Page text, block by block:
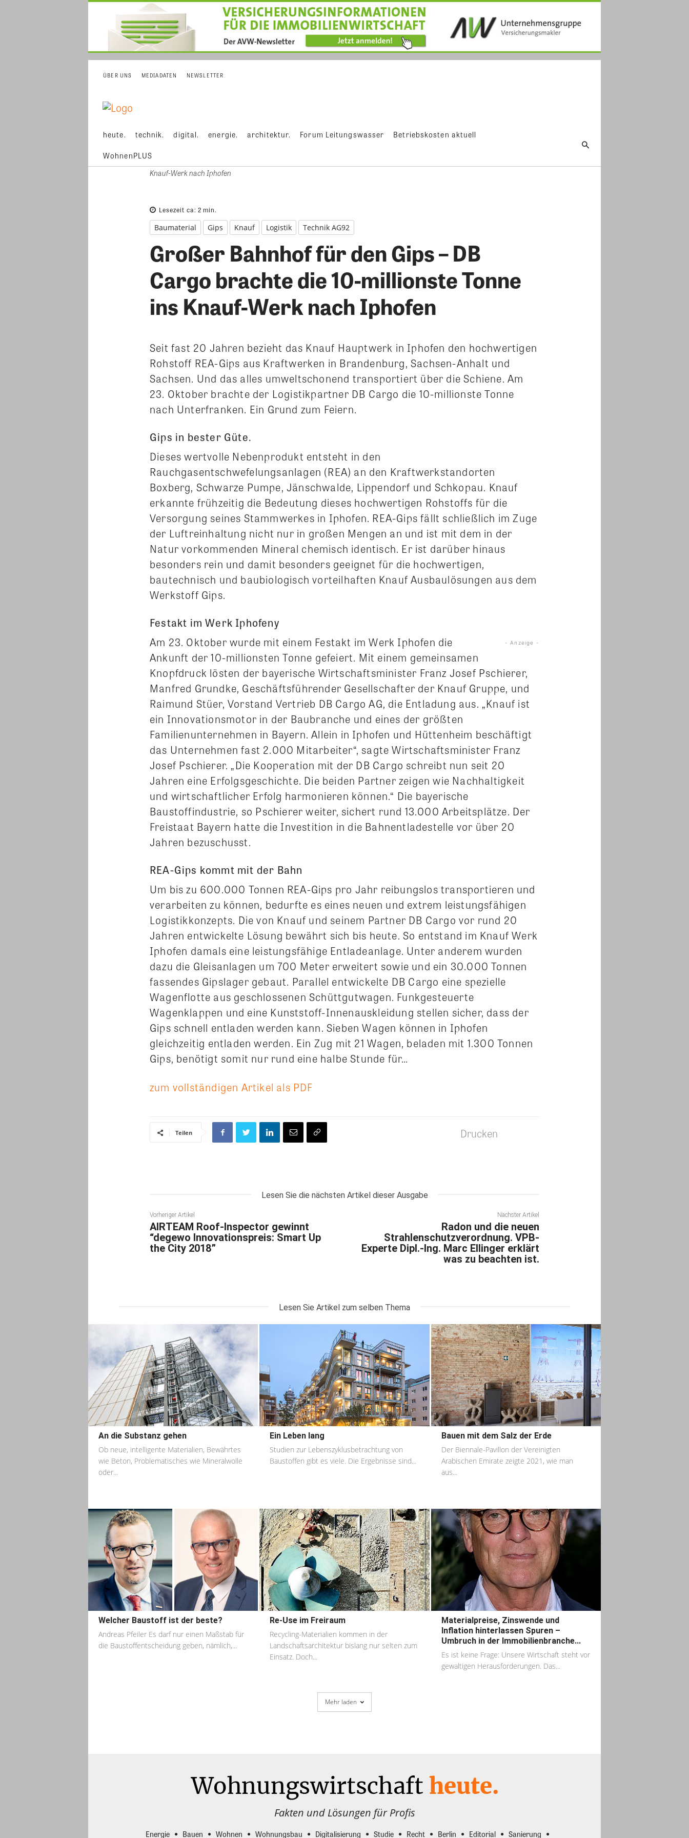
ÜBER UNS MEDIADATEN NEWSLETTER
heute. technik. digital. energie. architektur. Forum Leitungswasser Betriebskosten aktuell
WohnenPLUS
Knauf-Werk nach Iphofen
Lesezeit ca: 2 min.
Baumaterial Gips Knauf Logistik Technik AG92
Großer Bahnhof für den Gips – DB
Cargo brachte die 10-millionste Tonne
ins Knauf-Werk nach Iphofen
Seit fast 20 Jahren bezieht das Knauf Hauptwerk in Iphofen den hochwertigen
Rohstoff REA-Gips aus Kraftwerken in Brandenburg, Sachsen-Anhalt und
Sachsen. Und das alles umweltschonend transportiert über die Schiene. Am
23. Oktober brachte der Logistikpartner DB Cargo die 10-millionste Tonne
nach Unterfranken. Ein Grund zum Feiern.
Gips in bester Güte.
Dieses wertvolle Nebenprodukt entsteht in den
Rauchgasentschwefelungsanlagen (REA) an den Kraftwerkstandorten
Boxberg, Schwarze Pumpe, Jänschwalde, Lippendorf und Schkopau. Knauf
erkannte frühzeitig die Bedeutung dieses hochwertigen Rohstoffs für die
Versorgung seines Stammwerkes in Iphofen. REA-Gips fällt schließlich im Zuge
der Luftreinhaltung nicht nur in großen Mengen an und ist mit dem in der
Natur vorkommenden Mineral chemisch identisch. Er ist darüber hinaus
besonders rein und damit besonders geeignet für die hochwertigen,
bautechnisch und baubiologisch vorteilhaften Knauf Ausbaulösungen aus dem
Werkstoff Gips.
Festakt im Werk Iphofeny
- Anzeige -
Am 23. Oktober wurde mit einem Festakt im Werk Iphofen die
Ankunft der 10-millionsten Tonne gefeiert. Mit einem gemeinsamen
Knopfdruck lösten der bayerische Wirtschaftsminister Franz Josef Pschierer,
Manfred Grundke, Geschäftsführender Gesellschafter der Knauf Gruppe, und
Raimund Stüer, Vorstand Vertrieb DB Cargo AG, die Entladung aus. „Knauf ist
ein Innovationsmotor in der Baubranche und eines der größten
Familienunternehmen in Bayern. Allein in Iphofen und Hüttenheim beschäftigt
das Unternehmen fast 2.000 Mitarbeiter“, sagte Wirtschaftsminister Franz
Josef Pschierer. „Die Kooperation mit der DB Cargo schreibt nun seit 20
Jahren eine Erfolgsgeschichte. Die beiden Partner zeigen wie Nachhaltigkeit
und wirtschaftlicher Erfolg harmonieren können.“ Die bayerische
Baustoffindustrie, so Pschierer weiter, sichert rund 13.000 Arbeitsplätze. Der
Freistaat Bayern hatte die Investition in die Bahnentladestelle vor über 20
Jahren bezuschusst.
REA-Gips kommt mit der Bahn
Um bis zu 600.000 Tonnen REA-Gips pro Jahr reibungslos transportieren und
verarbeiten zu können, bedurfte es eines neuen und extrem leistungsfähigen
Logistikkonzepts. Die von Knauf und seinem Partner DB Cargo vor rund 20
Jahren entwickelte Lösung bewährt sich bis heute. So entstand im Knauf Werk
Iphofen damals eine leistungsfähige Entladeanlage. Unter anderem wurden
dazu die Gleisanlagen um 700 Meter erweitert sowie und ein 30.000 Tonnen
fassendes Gipslager gebaut. Parallel entwickelte DB Cargo eine spezielle
Wagenflotte aus geschlossenen Schüttgutwagen. Funkgesteuerte
Wagenklappen und eine Kunststoff-Innenauskleidung stellen sicher, dass der
Gips schnell entladen werden kann. Sieben Wagen können in Iphofen
gleichzeitig entladen werden. Ein Zug mit 21 Wagen, beladen mit 1.300 Tonnen
Gips, benötigt somit nur rund eine halbe Stunde für…
zum vollständigen Artikel als PDF
Teilen Drucken
Lesen Sie die nächsten Artikel dieser Ausgabe
Vorheriger Artikel
AIRTEAM Roof-Inspector gewinnt
“degewo Innovationspreis: Smart Up
the City 2018”
Nächster Artikel
Radon und die neuen
Strahlenschutzverordnung. VPB-
Experte Dipl.-Ing. Marc Ellinger erklärt
was zu beachten ist.
Lesen Sie Artikel zum selben Thema
An die Substanz gehen
Ob neue, intelligente Materialien, Bewährtes
wie Beton, Problematisches wie Mineralwolle
oder...
Ein Leben lang
Studien zur Lebenszyklusbetrachtung von
Baustoffen gibt es viele. Die Ergebnisse sind...
Bauen mit dem Salz der Erde
Der Biennale-Pavillon der Vereinigten
Arabischen Emirate zeigte 2021, wie man
aus...
Welcher Baustoff ist der beste?
Andreas Pfeiler Es darf nur einen Maßstab für
die Baustoffentscheidung geben, nämlich,...
Re-Use im Freiraum
Recycling-Materialien kommen in der
Landschaftsarchitektur bislang nur selten zum
Einsatz. Doch...
Materialpreise, Zinswende und
Inflation hinterlassen Spuren –
Umbruch in der Immobilienbranche...
Es ist keine Frage: Unsere Wirtschaft steht vor
gewaltigen Herausforderungen. Das...
Mehr laden
Fakten und Lösungen für Profis
Energie Bauen Wohnen Wohnungsbau Digitalisierung Studie Recht Berlin Editorial Sanierung